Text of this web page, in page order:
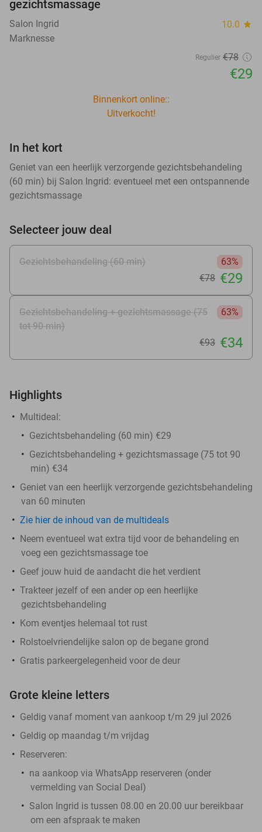
gezichtsmassage
Salon Ingrid 10.0 star
Marknesse
Regulier €78
€29
Binnenkort online::
Uitverkocht!
In het kort
Geniet van een heerlijk verzorgende gezichtsbehandeling
(60 min) bij Salon Ingrid: eventueel met een ontspannende
gezichtsmassage
Selecteer jouw deal
Gezichtsbehandeling (60 min)
63%
€78 €29
Gezichtsbehandeling + gezichtsmassage (75
tot 90 min)
63%
€93 €34
Highlights
Multideal:
Gezichtsbehandeling (60 min) €29
Gezichtsbehandeling + gezichtsmassage (75 tot 90
min) €34
Geniet van een heerlijk verzorgende gezichtsbehandeling
van 60 minuten
Zie hier de inhoud van de multideals
Neem eventueel wat extra tijd voor de behandeling en
voeg een gezichtsmassage toe
Geef jouw huid de aandacht die het verdient
Trakteer jezelf of een ander op een heerlijke
gezichtsbehandeling
Kom eventjes helemaal tot rust
Rolstoelvriendelijke salon op de begane grond
Gratis parkeergelegenheid voor de deur
Grote kleine letters
Geldig vanaf moment van aankoop t/m 29 jul 2026
Geldig op maandag t/m vrijdag
Reserveren:
na aankoop via WhatsApp reserveren (onder
vermelding van Social Deal)
Salon Ingrid is tussen 08.00 en 20.00 uur bereikbaar
om een afspraak te maken